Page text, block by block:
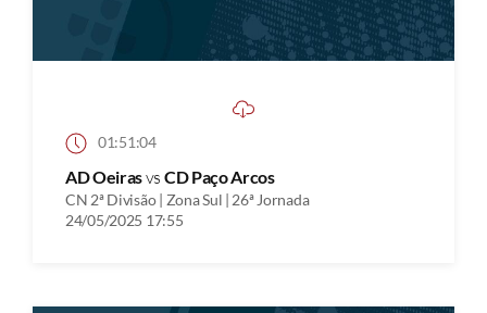
01:51:04
AD Oeirasvs CD Paço Arcos
CN 2ª Divisão | Zona Sul | 26ª Jornada
24/05/2025 17:55